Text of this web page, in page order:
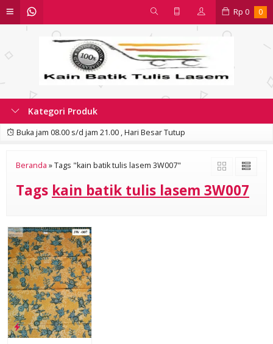
Rp 0 0
Kategori Produk
Buka jam 08.00 s/d jam 21.00 , Hari Besar Tutup
Beranda »Tags "kain batik tulis lasem 3W007"
Tags kain batik tulis lasem 3W007